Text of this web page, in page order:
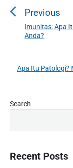
s
a
i
n
Previous
P
r
v
u
Imunitas: Apa
Anda?
Apa Itu Patologi?
P
m
r
Search
Recent Posts